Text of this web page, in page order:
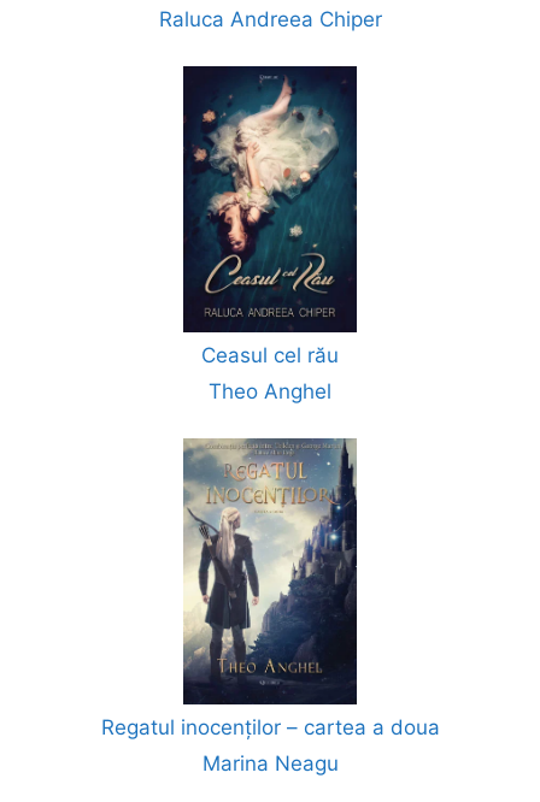
Raluca Andreea Chiper
Ceasul cel rău
Theo Anghel
Regatul inocenților – cartea a doua
Marina Neagu